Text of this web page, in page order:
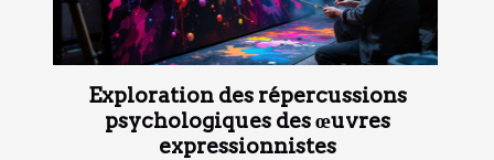
Exploration des répercussions
psychologiques des œuvres
expressionnistes